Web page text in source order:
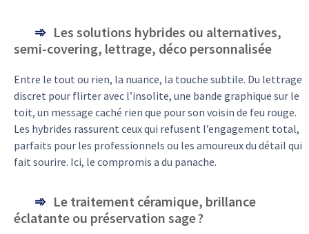
Les solutions hybrides ou alternatives,
semi-covering, lettrage, déco personnalisée
Entre le tout ou rien, la nuance, la touche subtile. Du lettrage
discret pour flirter avec l’insolite, une bande graphique sur le
toit, un message caché rien que pour son voisin de feu rouge.
Les hybrides rassurent ceux qui refusent l’engagement total,
parfaits pour les professionnels ou les amoureux du détail qui
fait sourire. Ici, le compromis a du panache.
Le traitement céramique, brillance
éclatante ou préservation sage ?